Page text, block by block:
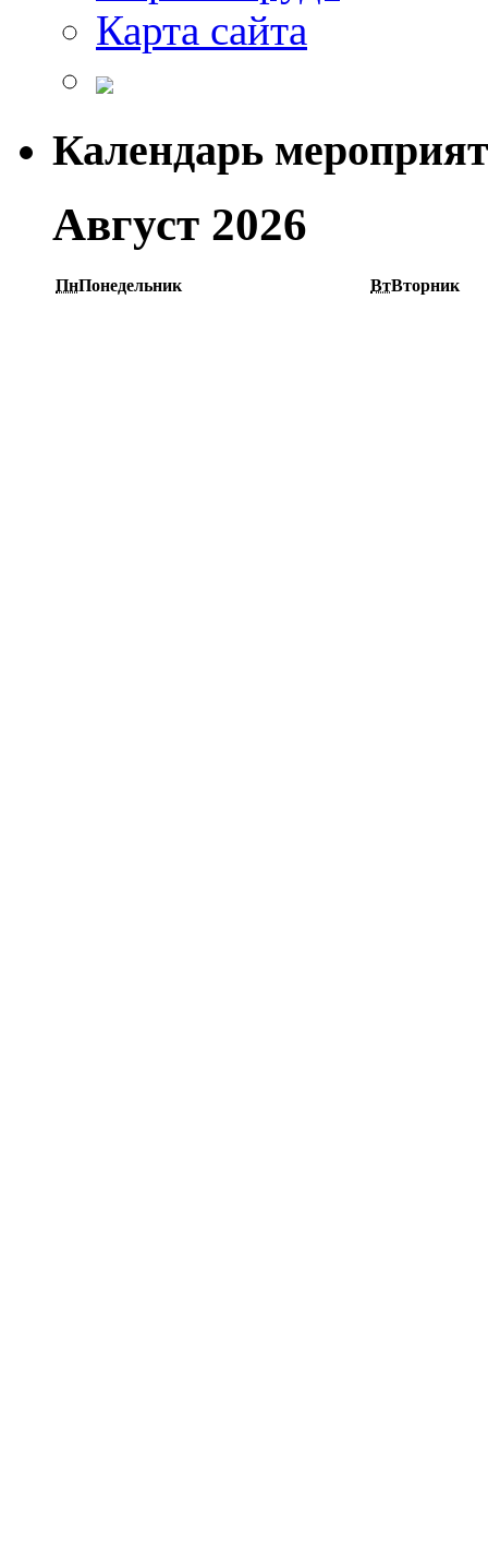
Карта сайта
Календарь
Август 2026
ПнПонедельник ВтВторник